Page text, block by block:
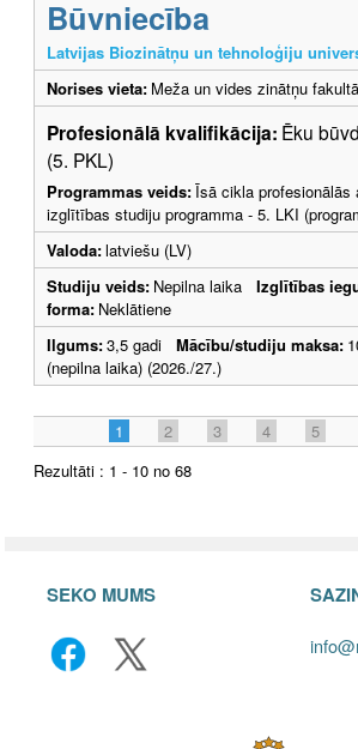
Būvniecība
Latvijas Biozinātņu un tehnoloģiju
Norises vieta: Meža un vides zinātņu
Profesionālā kvalifikācija: Ēku
(5. PKL)
Programmas veids:Īsā cikla profesionālās
izglītības studiju programma - 5. LKI
Valoda:latviešu (LV)
Studiju veids: Nepilna laika Izglītības
forma: Neklātiene
Ilgums:3,5 gadi Mācību/studiju maksa:
(nepilna laika) (2026./27.)
1 2 3 4 5
Rezultāti : 1 - 10 no 68
SEKO MUMS